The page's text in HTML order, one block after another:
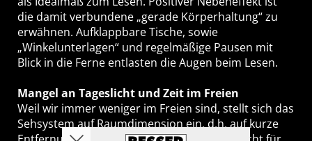
die damit verbundene „gerade Körperhaltung“ zu
erwähnen. Aufklappbare Tische, sowie
„Winkelunterlagen“ und regelmäßige Pausen mit
Blick in die Ferne entlasten die Augen beim Lesen.
Mangel an Tageslicht und Zeit im Freien
Weil wir immer weniger im Freien sind, stellt sich das
Sehsystem auf Raumdimension ein, d.h. auf kurze